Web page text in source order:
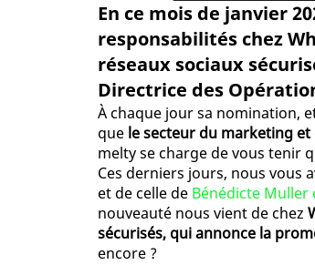
En ce mois de janvier
responsabilités chez
réseaux sociaux
Directrice des
À chaque jour sa nomination,
que le secteur du marketing
melty se charge de vous tenir
Ces derniers jours, nous vous
et de celle de Bénédicte
nouveauté nous vient de chez
sécurisés, qui annonce la
encore ?